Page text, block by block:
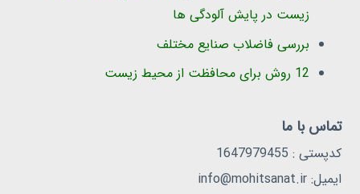
زیست در پایش آلودگی ها
بررسی فاضلاب صنایع مختلف
12 روش برای محافظت از محیط زیست
تماس با ما
کدپستی : 1647979455
ایمیل: info@mohitsanat.ir